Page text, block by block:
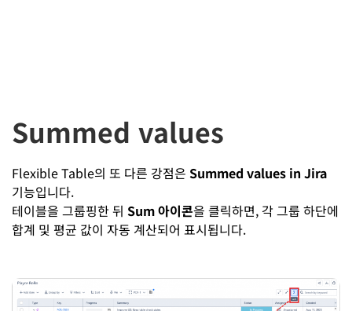
Summed values
Flexible Table의 또 다른 강점은 Summed values in Jira
기능입니다.
테이블을 그룹핑한 뒤 Sum 아이콘을 클릭하면, 각 그룹 하단에
합계 및 평균 값이 자동 계산되어 표시됩니다.